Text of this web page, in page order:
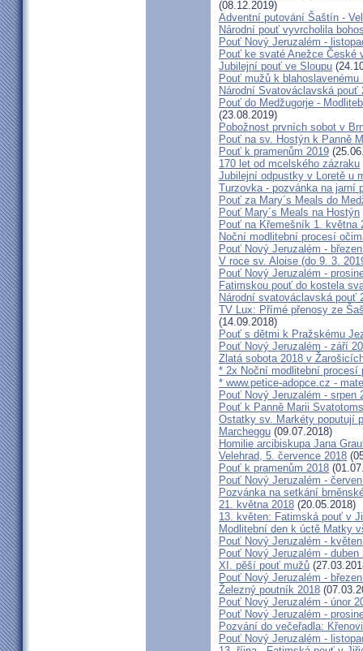
(08.12.2019)
Adventní putování Šaštín -
Národní pouť vyvrcholila
Pouť Nový Jeruzalém -
Pouť ke svaté Anežce České
Jubilejní pouť ve Sloupu
Pouť mužů k
Národní Svatováclavská pouť
Pouť do Medžugorje -
(23.08.2019)
Pobožnost prvních sobot v
Pouť na sv. Hostýn k Panně
Pouť k pramenům 2019
170 let od mcelského zázraku
Jubilejní odpustky v Loretě u
Turzovka - pozvánka na jarní
Pouť za Mary´s Meals do
Pouť Mary´s Meals na Hostýn
Pouť na Křemešník 1. května
Noční modlitební procesí
Pouť Nový Jeruzalém -
V roce sv. Aloise (do 9. 3.
Pouť Nový Jeruzalém -
Fatimskou pouť do kostela
Národní svatováclavská pouť
TV Lux: Přímé přenosy ze
(14.09.2018)
Pouť s dětmi k Pražskému
Pouť Nový Jeruzalém - září
Zlatá sobota 2018 v
* 2x Noční modlitební
* www.petice-adopce.cz -
Pouť Nový Jeruzalém - srpen
Pouť k Panně Marii
Ostatky sv. Markéty poputují
Marcheggu (09.07.2018)
Homilie arcibiskupa Jana
Velehrad, 5. července 2018
Pouť k pramenům 2018
Pouť Nový Jeruzalém -
Pozvánka na setkání
21. května 2018 (20.05.2018)
13. květen: Fatimská pouť v
Modlitební den k úctě Matky
Pouť Nový Jeruzalém -
Pouť Nový Jeruzalém - duben
XI. pěší pouť mužů
Pouť Nový Jeruzalém -
Železný poutník 2018
Pouť Nový Jeruzalém - únor
Pouť Nový Jeruzalém -
Pozvání do večeřadla:
Pouť Nový Jeruzalém -